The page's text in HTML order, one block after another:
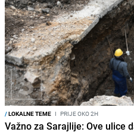
/LOKALNE TEME I PRIJE OKO 2H
Važno za Sarajlije: Ove ulice